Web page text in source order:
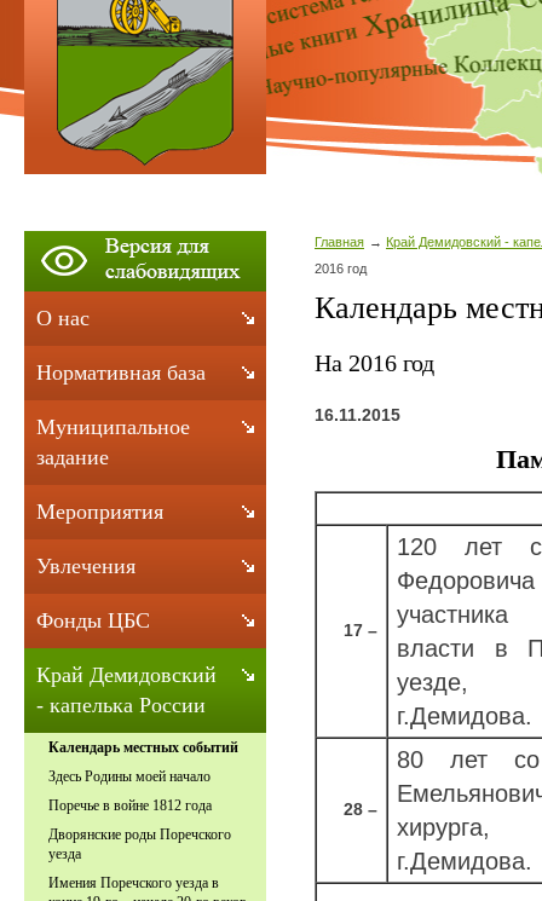
Главная
Край Демидовский -
2016 год
Календарь
На 2016 год
16.11.2015
17 –
120 лет
участника
власти в
уезде,
г.Демидова.
28 –
80 лет со
хирурга,
г.Демидова.
О нас
Нормативная база
Муниципальное
задание
Мероприятия
Увлечения
Фонды ЦБС
Край Демидовский
- капелька России
Календарь местных событий
Здесь Родины моей начало
Поречье в войне 1812 года
Дворянские роды Поречского
уезда
Имения Поречского уезда в